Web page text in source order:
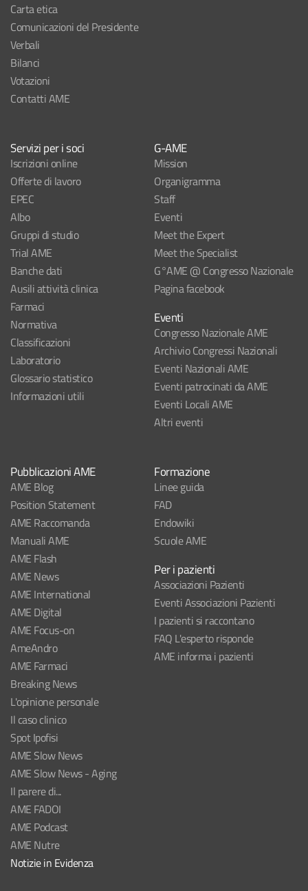
Carta etica
Comunicazioni del Presidente
Verbali
Bilanci
Votazioni
Contatti AME
Servizi per i soci
Iscrizioni online
Offerte di lavoro
EPEC
Albo
Gruppi di studio
Trial AME
Banche dati
Ausili attività clinica
Farmaci
Normativa
Classificazioni
Laboratorio
Glossario statistico
Informazioni utili
G-AME
Mission
Organigramma
Staff
Eventi
Meet the Expert
Meet the Specialist
G°AME @ Congresso Nazionale
Pagina facebook
Eventi
Congresso Nazionale AME
Archivio Congressi Nazionali
Eventi Nazionali AME
Eventi patrocinati da AME
Eventi Locali AME
Altri eventi
Pubblicazioni AME
AME Blog
Position Statement
AME Raccomanda
Manuali AME
AME Flash
AME News
AME International
AME Digital
AME Focus-on
AmeAndro
AME Farmaci
Breaking News
L'opinione personale
Il caso clinico
Spot Ipofisi
AME Slow News
AME Slow News - Aging
Il parere di...
AME FADOI
AME Podcast
AME Nutre
Notizie in Evidenza
Formazione
Linee guida
FAD
Endowiki
Scuole AME
Per i pazienti
Associazioni Pazienti
Eventi Associazioni Pazienti
I pazienti si raccontano
FAQ L'esperto risponde
AME informa i pazienti